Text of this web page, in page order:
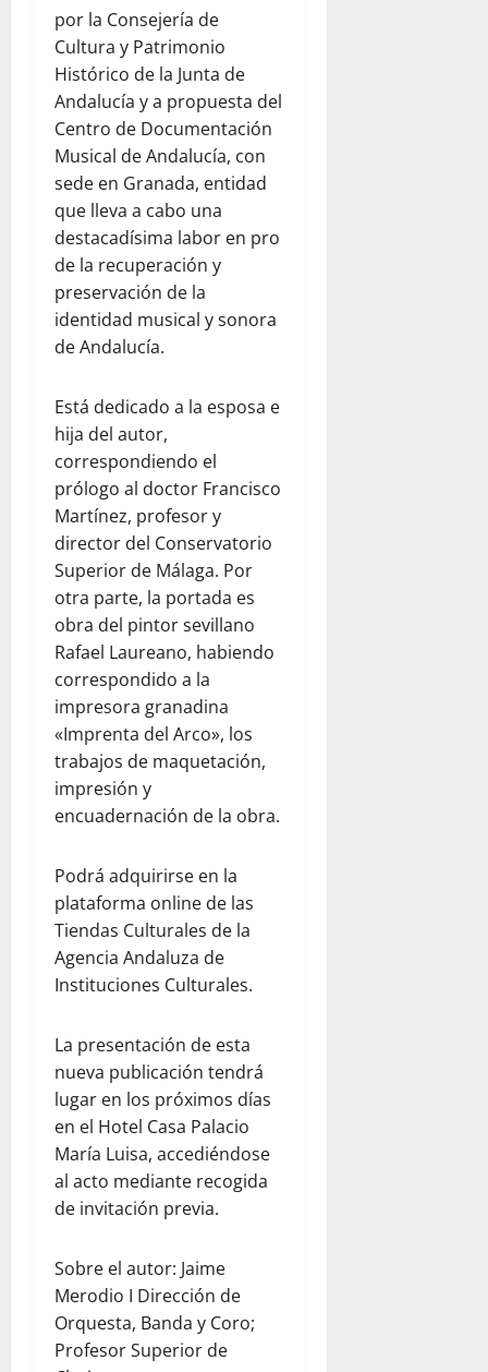
por la Consejería de
Cultura y Patrimonio
Histórico de la Junta de
Andalucía y a propuesta del
Centro de Documentación
Musical de Andalucía, con
sede en Granada, entidad
que lleva a cabo una
destacadísima labor en pro
de la recuperación y
preservación de la
identidad musical y sonora
de Andalucía.
Está dedicado a la esposa e
hija del autor,
correspondiendo el
prólogo al doctor Francisco
Martínez, profesor y
director del Conservatorio
Superior de Málaga. Por
otra parte, la portada es
obra del pintor sevillano
Rafael Laureano, habiendo
correspondido a la
impresora granadina
«Imprenta del Arco», los
trabajos de maquetación,
impresión y
encuadernación de la obra.
Podrá adquirirse en la
plataforma online de las
Tiendas Culturales de la
Agencia Andaluza de
Instituciones Culturales.
La presentación de esta
nueva publicación tendrá
lugar en los próximos días
en el Hotel Casa Palacio
María Luisa, accediéndose
al acto mediante recogida
de invitación previa.
Sobre el autor: Jaime
Merodio I Dirección de
Orquesta, Banda y Coro;
Profesor Superior de